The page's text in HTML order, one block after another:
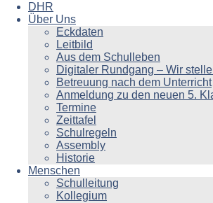
DHR
Über Uns
Eckdaten
Leitbild
Aus dem Schulleben
Digitaler Rundgang – Wir
Betreuung nach dem Unterricht
Anmeldung zu den neuen 5.
Termine
Zeittafel
Schulregeln
Assembly
Historie
Menschen
Schulleitung
Kollegium